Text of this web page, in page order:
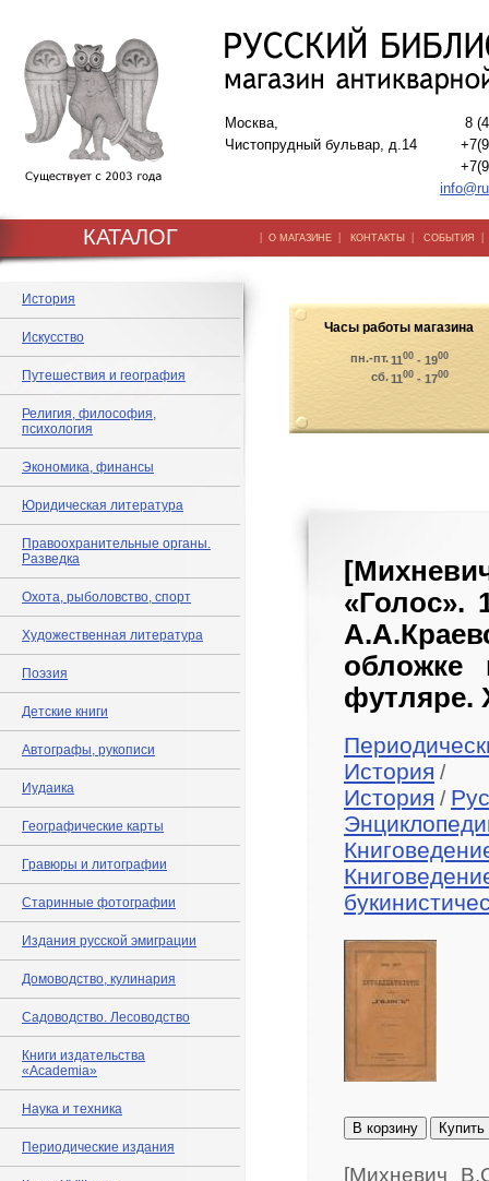
Москва,
Чистопрудный бульвар, д.14
8
КАТАЛОГ | О МАГАЗИНЕ | КОНТАКТЫ | СОБЫТИЯ
История
Искусство
Путешествия и география
Религия, философия,
психология
Экономика, финансы
Юридическая литература
Правоохранительные органы.
Разведка
Охота, рыболовство, спорт
Художественная литература
Поэзия
Детские книги
Автографы, рукописи
Иудаика
Географические карты
Гравюры и литографии
Старинные фотографии
Издания русской эмиграции
Домоводство, кулинария
Садоводство. Лесоводство
Книги издательства
«Academia»
Наука и техника
Периодические издания
Часы работы магазина
пн.-пт.1100 - 1900
сб.1100 - 1700
«Голос».
обложке
футляре.
История /
История /
В корзину Купить
[Михневич